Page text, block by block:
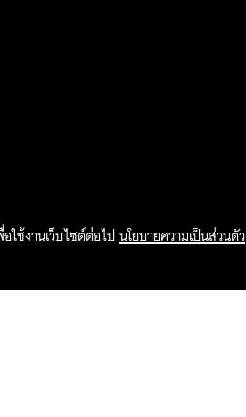
ใช้งานเว็บไซต์ต่อไป นโยบายความเป็นส่วนตัว